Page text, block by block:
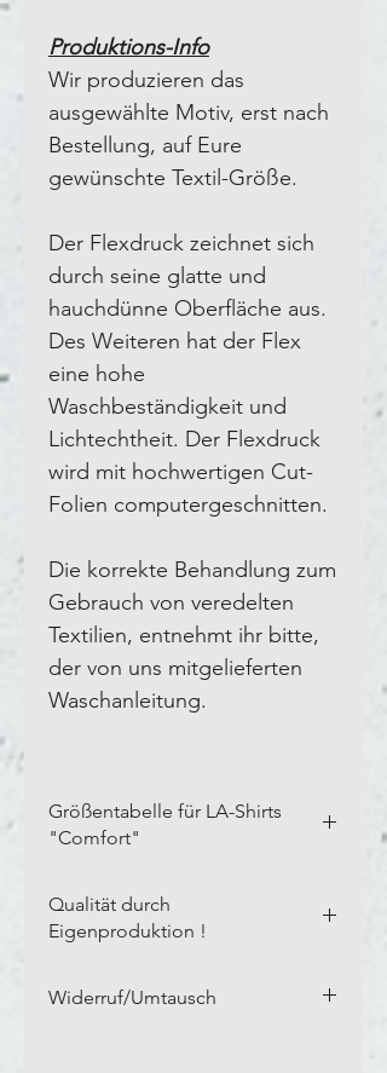
Produktions-Info
Wir produzieren das
ausgewählte Motiv, erst nach
Bestellung, auf Eure
gewünschte Textil-Größe.
Der Flexdruck zeichnet sich
durch seine glatte und
hauchdünne Oberfläche aus.
Des Weiteren hat der Flex
eine hohe
Waschbeständigkeit und
Lichtechtheit. Der Flexdruck
wird mit hochwertigen Cut-
Folien computergeschnitten.
Die korrekte Behandlung zum
Gebrauch von veredelten
Textilien, entnehmt ihr bitte,
der von uns mitgelieferten
Waschanleitung.
Größentabelle für LA-Shirts
"Comfort"
Textilien in der Breite und Länge,
wie auf unserem Blanco-Textil
klicken.
Qualität durch
Eigenproduktion !
von inzwischen über 20 Jahren, in
Widerruf/Umtausch